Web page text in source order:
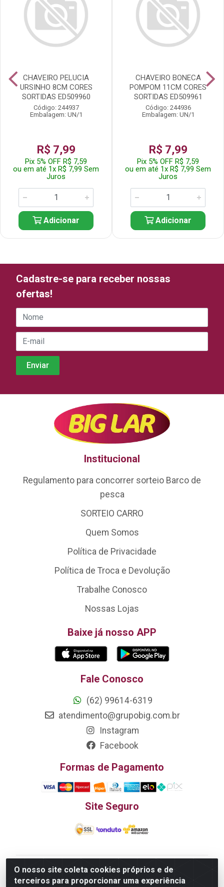
CHAVEIRO PELUCIA
URSINHO 8CM CORES
SORTIDAS ED509960
Código: 244937
Embalagem: UN/1
R$ 7,99
Pix 5% OFF R$ 7,59
ou em até 1x R$ 7,99 Sem
Juros
Adicionar
CHAVEIRO BONECA
POMPOM 11CM CORES
SORTIDAS ED509961
Código: 244936
Embalagem: UN/1
R$ 7,99
Pix 5% OFF R$ 7,59
ou em até 1x R$ 7,99 Sem
Juros
Adicionar
O nosso site coleta cookies próprios e de
terceiros para proporcionar uma experiência
Cadastre-se para receber nossas
ofertas!
Institucional
Regulamento para concorrer sorteio Barco de
pesca
SORTEIO CARRO
Quem Somos
Política de Privacidade
Política de Troca e Devolução
Trabalhe Conosco
Nossas Lojas
Baixe já nosso APP
Fale Conosco
(62) 99614-6319
atendimento@grupobig.com.br
Instagram
Facebook
Formas de Pagamento
Site Seguro
Edn Utilidades Domésticas Importação e Exportação
LTDA - R. Edmundo Pinto da Cunha, LT APM 06, N 133 -